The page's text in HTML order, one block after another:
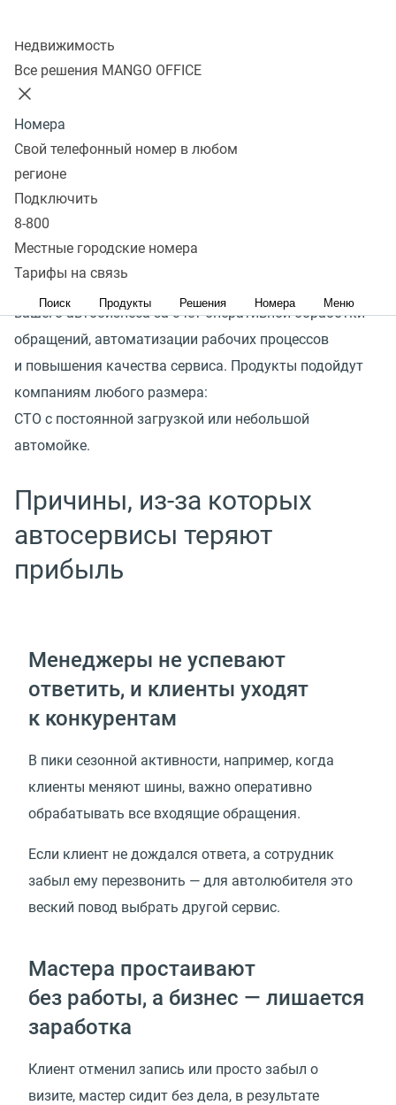
Недвижимость
Все решения MANGO OFFICE
Номера
Свой телефонный номер в любом
регионе
Подключить
8-800
Местные городские номера
Тарифы на связь
Поиск Продукты Решения Номера Меню
дефицитом новых иномарок и желанием продлить
на рынке обслуживания авто растет, и на первый план
с клиентами: важно всегда оставаться на связи
и отвечать на заявки, сообщать об акциях
и напоминать о сезонном обслуживании.
вашего автобизнеса за счет оперативной обработки
обращений, автоматизации рабочих процессов
и повышения качества сервиса. Продукты подойдут
компаниям любого размера:
СТО с постоянной загрузкой или небольшой
автомойке.
Причины, из-за которых
автосервисы теряют
прибыль
Менеджеры не успевают
ответить, и клиенты уходят
к конкурентам
В пики сезонной активности, например, когда
клиенты меняют шины, важно оперативно
обрабатывать все входящие обращения.
Если клиент не дождался ответа, а сотрудник
забыл ему перезвонить — для автолюбителя это
веский повод выбрать другой сервис.
Мастера простаивают
без работы, а бизнес — лишается
заработка
Клиент отменил запись или просто забыл о
визите, мастер сидит без дела, в результате